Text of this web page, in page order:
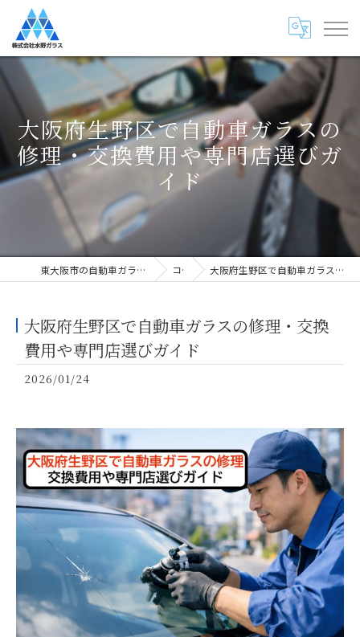
大阪府生野区で自動車ガラスの
修理・交換費用や専門店選びガ
イド
東大阪市の自動車ガラス専門店・株式会社水野ガラス コラム 大阪府生野区で自動車ガラスの修理・交換費用や専門店選びガイド
大阪府生野区で自動車ガラスの修理・交換
費用や専門店選びガイド
2026/01/24